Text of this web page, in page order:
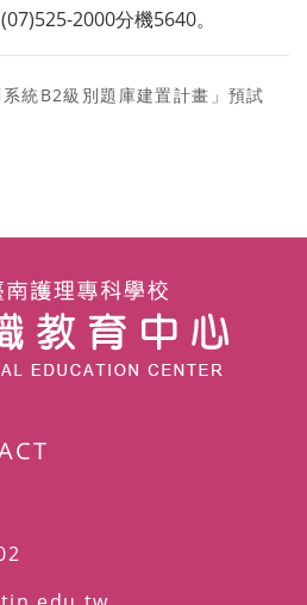
2000分機5640。
統B2級別題庫建置計畫」預試